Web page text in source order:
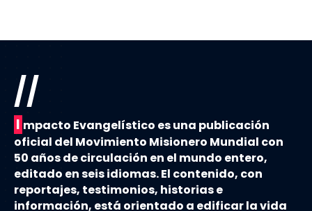
//
I mpacto Evangelístico es una publicación
oficial del Movimiento Misionero Mundial con
50 años de circulación en el mundo entero,
editado en seis idiomas. El contenido, con
reportajes, testimonios, historias e
información, está orientado a edificar la vida